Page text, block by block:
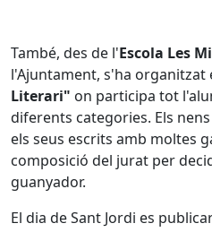
També, des de l'Escola Les
l'Ajuntament, s'ha organitzat
Literari" on participa tot
diferents categories. Els
els seus escrits amb moltes
composició del jurat per
guanyador.
El dia de Sant Jordi es